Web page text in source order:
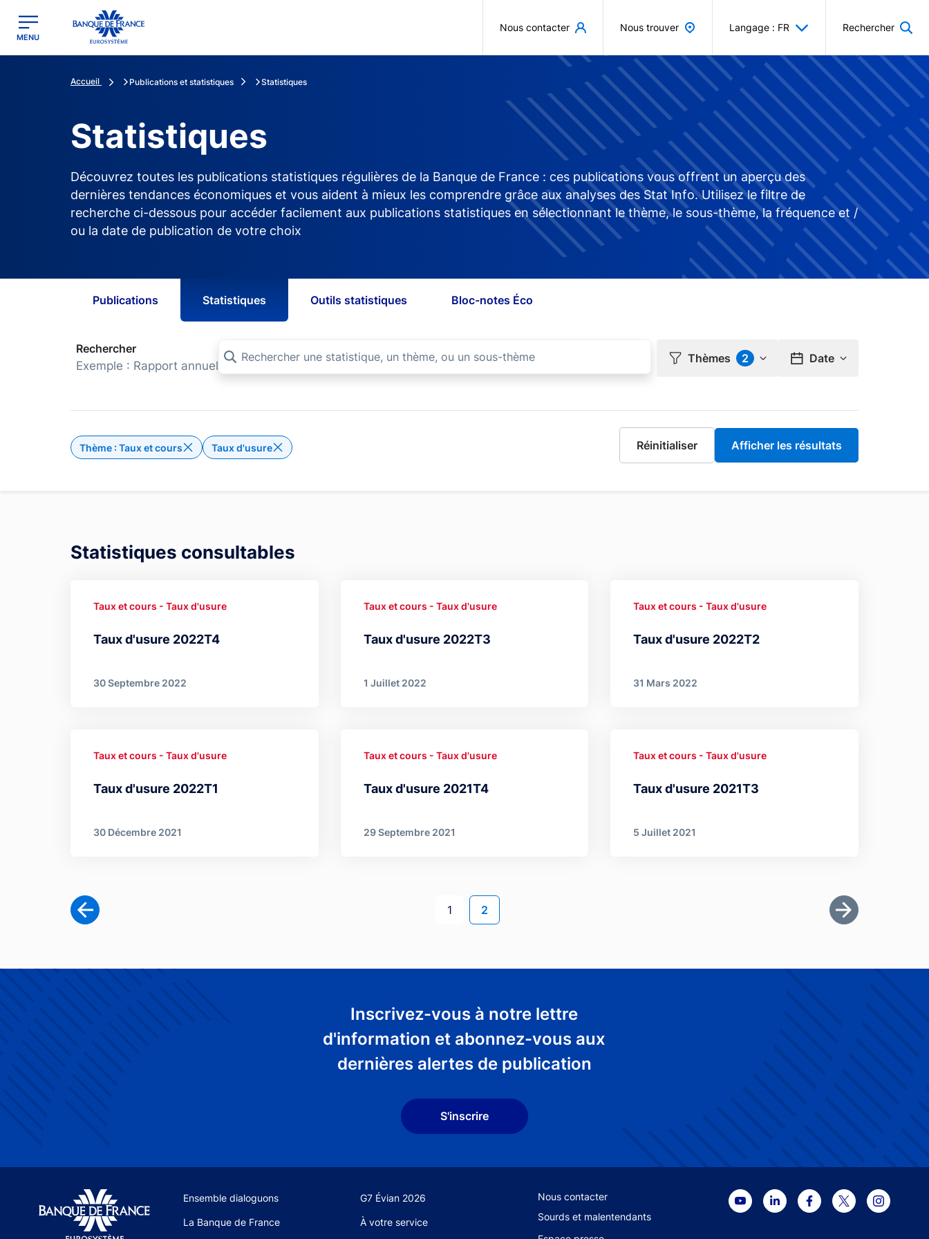
Banque de France - Menu Principal
MENU
Nous contacter Nous trouver Langage : FR Rechercher
Accueil Publications et statistiques Statistiques
Statistiques
Découvrez toutes les publications statistiques régulières de la Banque de France : ces publications vous offrent un aperçu des
dernières tendances économiques et vous aident à mieux les comprendre grâce aux analyses des Stat Info. Utilisez le filtre de
recherche ci-dessous pour accéder facilement aux publications statistiques en sélectionnant le thème, le sous-thème, la fréquence et /
ou la date de publication de votre choix
Publications Statistiques Outils statistiques Bloc-notes Éco
Rechercher
Exemple : Rapport annuel Thèmes 2 Date
Thème : Taux et coursSupprimer le filtre Thème : Taux et cours
Taux d'usure
Statistiques consultables
Taux d'usure 2022T4
Taux et cours - Taux d'usure
30 Septembre 2022
Taux d'usure 2022T3
Taux et cours - Taux d'usure
1 Juillet 2022
Taux d'usure 2022T2
Taux et cours - Taux d'usure
31 Mars 2022
Taux d'usure 2022T1
Taux et cours - Taux d'usure
30 Décembre 2021
Taux d'usure 2021T4
Taux et cours - Taux d'usure
29 Septembre 2021
Taux d'usure 2021T3
Taux et cours - Taux d'usure
5 Juillet 2021
Page
1 Page courante
2
Dernière page
Inscrivez-vous à notre lettre
d'information et abonnez-vous aux
dernières alertes de publication
S'inscrire
Site navigation
Ensemble dialoguons G7 Évian 2026
La Banque de France À votre service
Footer secondary menu
Nous contacter
Sourds et malentendants